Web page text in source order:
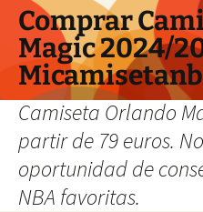
Comprar
Magic 2024/
Camiseta Orlando
partir de 79 euros.
oportunidad de
NBA favoritas.